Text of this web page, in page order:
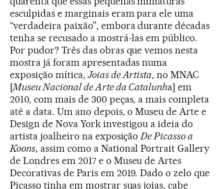
esculpidas e marginais eram para ele uma
“verdadeira paixão”, embora durante décadas
tenha se recusado a mostrá-las em público.
Por pudor? Três das obras que vemos nesta
mostra já foram apresentadas numa
exposição mítica,Joias de Artista, no MNAC
[Museu Nacional de Arte da Catalunha] em
2010, com mais de 300 peças, a mais completa
até a data. Um ano depois, o Museu de Arte e
Design de Nova York investigou a ideia do
artista joalheiro na exposiçãoDe Picasso a
Koons, assim como a National Portrait Gallery
de Londres em 2017 e o Museu de Artes
Decorativas de Paris em 2019. Dado o zelo que
Picasso tinha em mostrar suas joias, cabe